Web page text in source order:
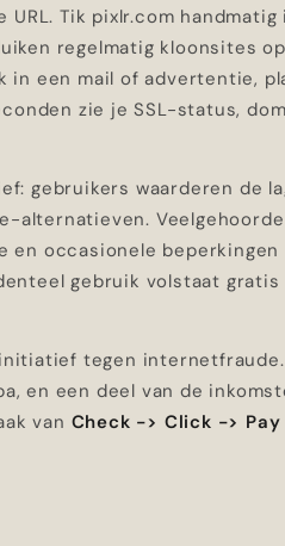
Tik pixlr.com
regelmatig kloonsites
in een mail of advertentie,
zie je SSL-status,
gebruikers waarderen de
alternatieven.
en occasionele
gebruik volstaat
tegen
en een deel van de
van Check -> Click -> Pay